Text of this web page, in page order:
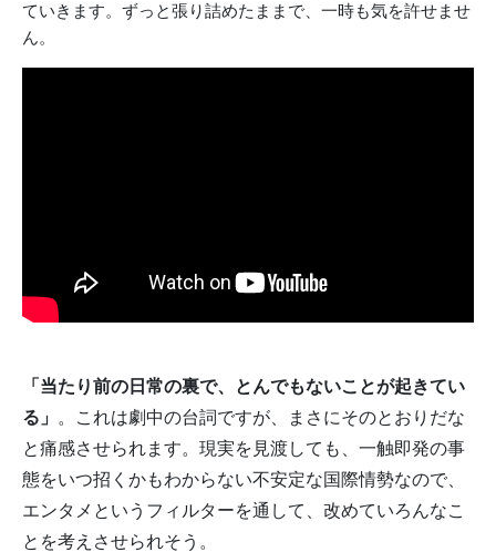
ていきます。ずっと張り詰めたままで、一時も気を許せませ
ん。
「当たり前の日常の裏で、とんでもないことが起きてい
る」 。これは劇中の台詞ですが、まさにそのとおりだな
と痛感させられます。現実を見渡しても、一触即発の事
態をいつ招くかもわからない不安定な国際情勢なので、
エンタメというフィルターを通して、改めていろんなこ
とを考えさせられそう。